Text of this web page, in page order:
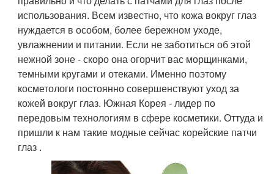
использования. Всем известно, что кожа вокруг глаз
нуждается в особом, более бережном уходе,
увлажнении и питании. Если не заботиться об этой
нежной зоне - скоро она огорчит вас морщинками,
темными кругами и отеками. Именно поэтому
косметологи постоянно совершенствуют уход за
кожей вокруг глаз. Южная Корея - лидер по
передовым технологиям в сфере косметики. Оттуда и
пришли к нам такие модные сейчас корейские патчи
глаз .